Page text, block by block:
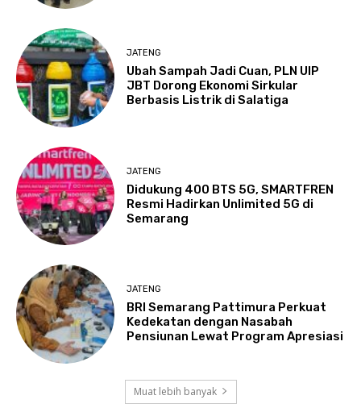
JATENG
Ubah Sampah Jadi Cuan, PLN UIP
JBT Dorong Ekonomi Sirkular
Berbasis Listrik di Salatiga
JATENG
Didukung 400 BTS 5G, SMARTFREN
Resmi Hadirkan Unlimited 5G di
Semarang
JATENG
BRI Semarang Pattimura Perkuat
Kedekatan dengan Nasabah
Pensiunan Lewat Program Apresiasi
Muat lebih banyak